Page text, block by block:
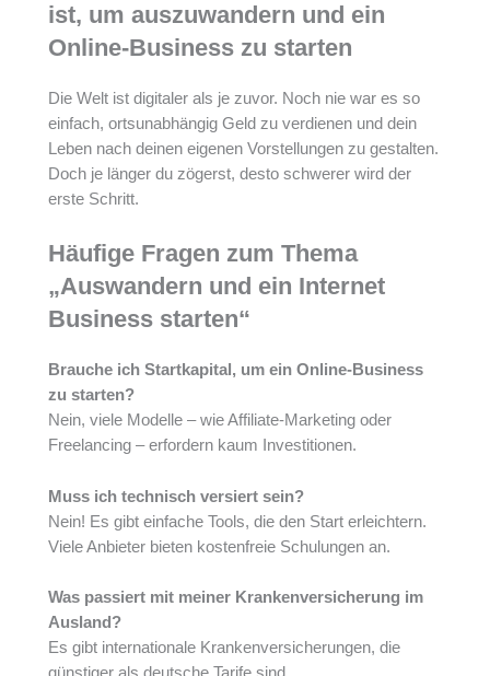
ist, um auszuwandern und ein
Online-Business zu starten
Die Welt ist digitaler als je zuvor. Noch nie war es so
einfach, ortsunabhängig Geld zu verdienen und dein
Leben nach deinen eigenen Vorstellungen zu gestalten.
Doch je länger du zögerst, desto schwerer wird der
erste Schritt.
Häufige Fragen zum Thema
„Auswandern und ein Internet
Business starten“
Brauche ich Startkapital, um ein Online-Business
zu starten?
Nein, viele Modelle – wie Affiliate-Marketing oder
Freelancing – erfordern kaum Investitionen.
Muss ich technisch versiert sein?
Nein! Es gibt einfache Tools, die den Start erleichtern.
Viele Anbieter bieten kostenfreie Schulungen an.
Was passiert mit meiner Krankenversicherung im
Ausland?
Es gibt internationale Krankenversicherungen, die